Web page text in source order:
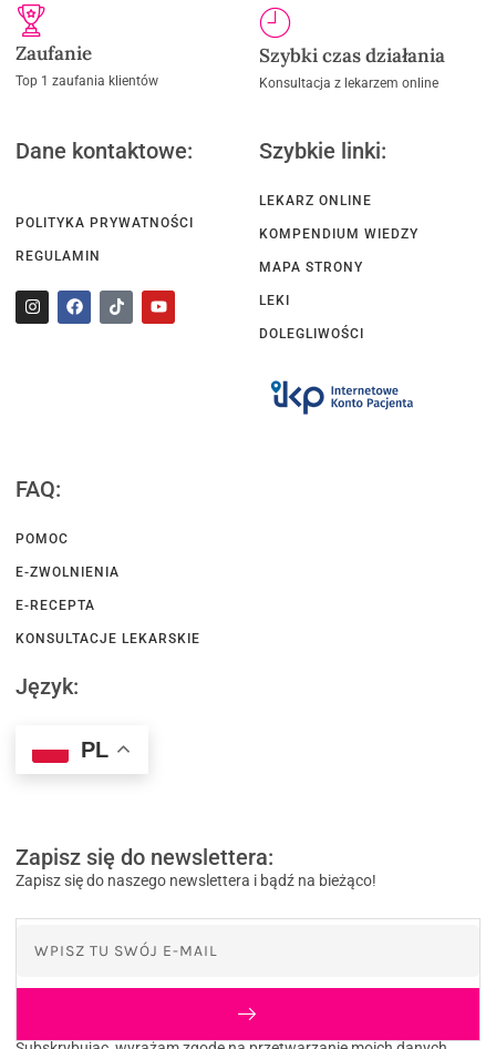
Zaufanie
Top 1 zaufania klientów
Szybki czas działania
Konsultacja z lekarzem online
Dane kontaktowe:
POLITYKA PRYWATNOŚCI
REGULAMIN
Szybkie linki:
LEKARZ ONLINE
KOMPENDIUM WIEDZY
MAPA STRONY
LEKI
DOLEGLIWOŚCI
FAQ:
POMOC
E-ZWOLNIENIA
E-RECEPTA
KONSULTACJE LEKARSKIE
Język:
PL
Zapisz się do newslettera:
Zapisz się do naszego newslettera i bądź na bieżąco!